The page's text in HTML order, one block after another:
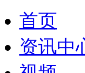
首页
资讯中